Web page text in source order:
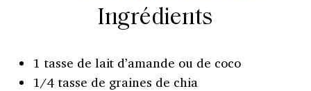
Ingrédients
1 tasse de lait d’amande ou de coco
1/4 tasse de graines de chia